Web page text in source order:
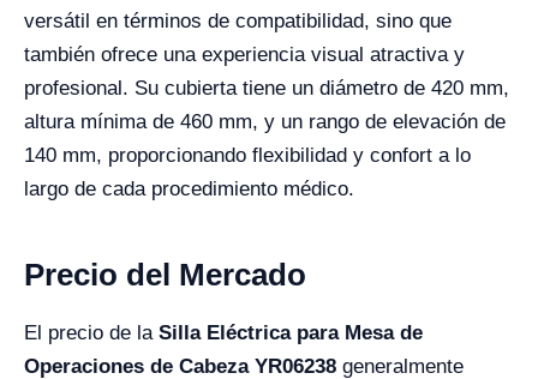
versátil en términos de compatibilidad, sino que
también ofrece una experiencia visual atractiva y
profesional. Su cubierta tiene un diámetro de 420 mm,
altura mínima de 460 mm, y un rango de elevación de
140 mm, proporcionando flexibilidad y confort a lo
largo de cada procedimiento médico.
Precio del Mercado
El precio de la Silla Eléctrica para Mesa de
Operaciones de Cabeza YR06238 generalmente